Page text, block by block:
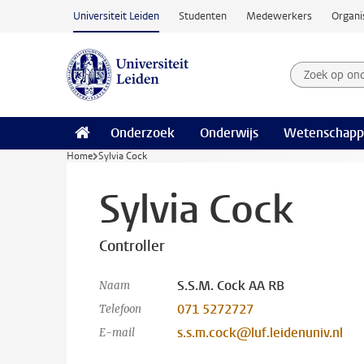
Ga naar hoofdinhoud
Universiteit Leiden Studenten Medewerkers
Zoek op
Zoekterm
Onderzoek Onderwijs
Home Sylvia Cock
Sylvia Cock
Controller
Naam S.S.M. Cock AA RB
Telefoon 071 5272727
E-mail s.s.m.cock@luf.leidenuniv.nl